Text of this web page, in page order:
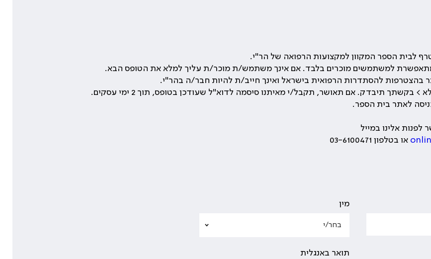
לבית הספר המקוון למקצועות הרפואה של הר"י.
למשתמשים מוכרים בלבד. אם אינך משתמש/ת מוכר/ת עליך למלא את הטופס הבא.
בהצטרפות להסתדרות הרפואית בישראל ואינך חייב/ת להיות חבר/ה בהר"י.
תיבדק. אם תאושר, תקבל/י מאיתנו סיסמה לדוא"ל שעודכן בטופס, תוך 2 ימי עסקים.
לאתר בית הספר.
אלינו במייל
או בטלפון 03-6100471
מין
תואר באנגלית